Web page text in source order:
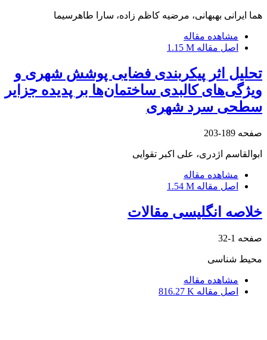
هما ایرانی بهبهانی، مرضیه کاظم زاده، سارا طاهرسیما
مشاهده مقاله
اصل مقاله 1.15 M
تحلیل اثر پیکربندی فضایی پوشش شهری و
ویژگی‌های کالبدی ساختمان‌ها بر پدیده جزایر
سطحی سرد شهری
صفحه 189-203
ابوالقاسم اژدری، علی اکبر تقوایی
مشاهده مقاله
اصل مقاله 1.54 M
خلاصه انگلیسی مقالات
صفحه 1-32
محیط شناسی
مشاهده مقاله
اصل مقاله 816.27 K